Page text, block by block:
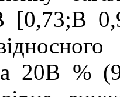
на 20В